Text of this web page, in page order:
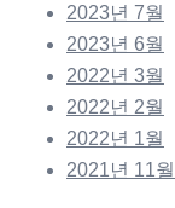
2023년 7월
2023년 6월
2022년 3월
2022년 2월
2022년 1월
2021년 11월